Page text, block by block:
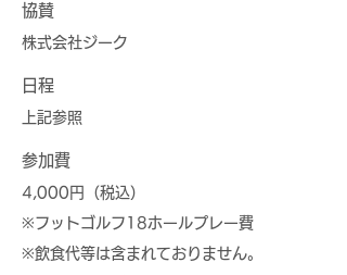
協賛
株式会社ジーク
日程
上記参照
参加費
4,000円（税込）
※フットゴルフ18ホールプレー費
※飲食代等は含まれておりません。